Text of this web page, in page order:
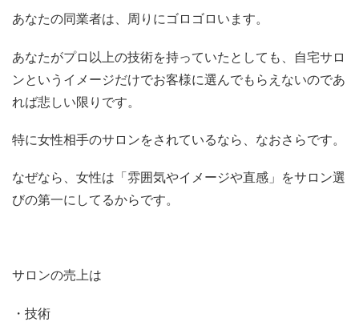
あなたの同業者は、周りにゴロゴロいます。
あなたがプロ以上の技術を持っていたとしても、自宅サロ
ンというイメージだけでお客様に選んでもらえないのであ
れば悲しい限りです。
特に女性相手のサロンをされているなら、なおさらです。
なぜなら、女性は「雰囲気やイメージや直感」をサロン選
びの第一にしてるからです。
サロンの売上は
・技術